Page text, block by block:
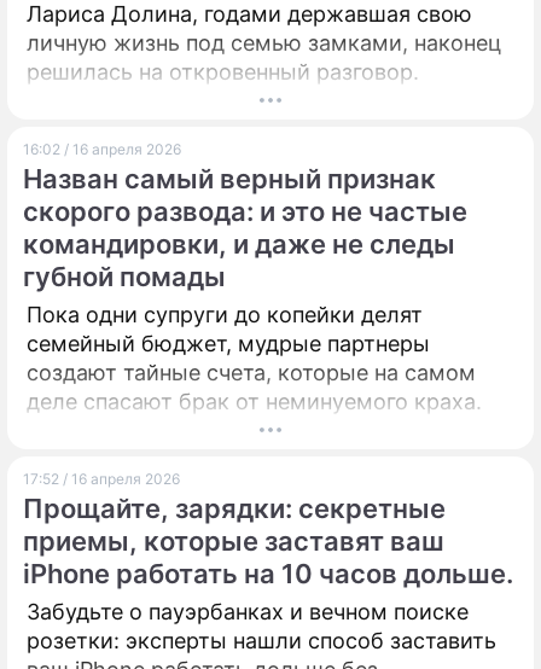
Лариса Долина, годами державшая свою
личную жизнь под семью замками, наконец
решилась на откровенный разговор.
16:02 / 16 апреля 2026
Назван самый верный признак
скорого развода: и это не частые
командировки, и даже не следы
губной помады
Пока одни супруги до копейки делят
семейный бюджет, мудрые партнеры
создают тайные счета, которые на самом
деле спасают брак от неминуемого краха.
17:52 / 16 апреля 2026
Прощайте, зарядки: секретные
приемы, которые заставят ваш
iPhone работать на 10 часов дольше.
Забудьте о пауэрбанках и вечном поиске
розетки: эксперты нашли способ заставить